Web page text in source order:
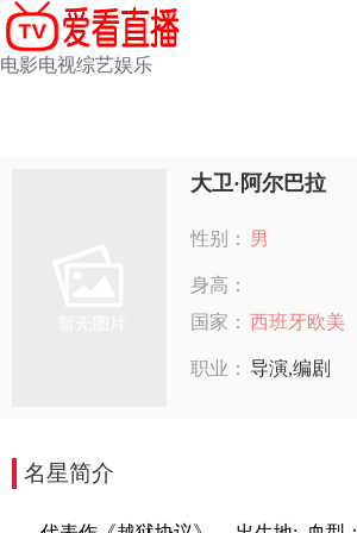
电影电视综艺娱乐
大卫·阿尔巴拉
性别： 男
身高：
国家： 西班牙欧美
职业： 导演,编剧
名星简介